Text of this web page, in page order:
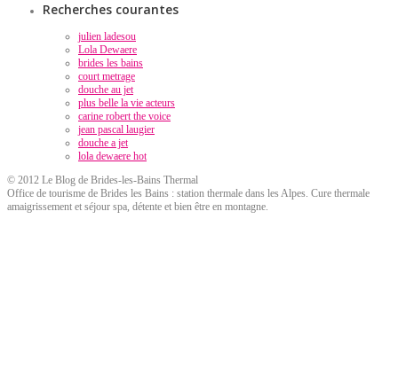
Recherches courantes
julien ladesou
Lola Dewaere
brides les bains
court metrage
douche au jet
plus belle la vie acteurs
carine robert the voice
jean pascal laugier
douche a jet
lola dewaere hot
© 2012 Le Blog de Brides-les-Bains Thermal
Office de tourisme de Brides les Bains : station thermale dans les Alpes. Cure thermale
amaigrissement et séjour spa, détente et bien être en montagne.